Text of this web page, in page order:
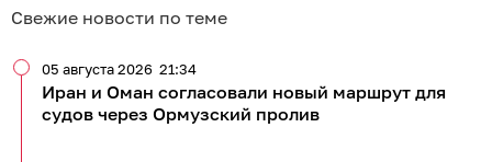
Свежие новости по теме
Иран и Оман согласовали новый маршрут для
судов через Ормузский пролив
05 августа 2026 21:34